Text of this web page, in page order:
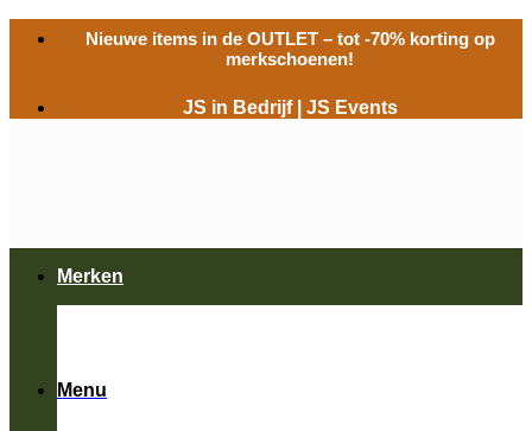
naar
Nieuwe items in de OUTLET– tot -70% korting op
merkschoenen!
JS in Bedrijf JS Events
Menu
Merken